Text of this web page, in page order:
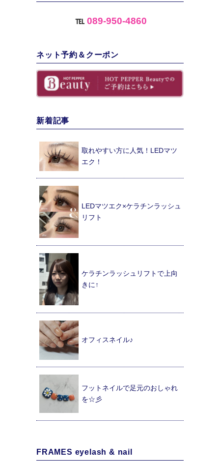
℡ 089-950-4860
ネット予約＆クーポン
新着記事
取れやすい方に人気！LEDマツ
エク！
LEDマツエク×ケラチンラッシュ
リフト
ケラチンラッシュリフトで上向
きに↑
オフィスネイル♪
フットネイルで足元のおしゃれ
を☆彡
FRAMES eyelash & nail